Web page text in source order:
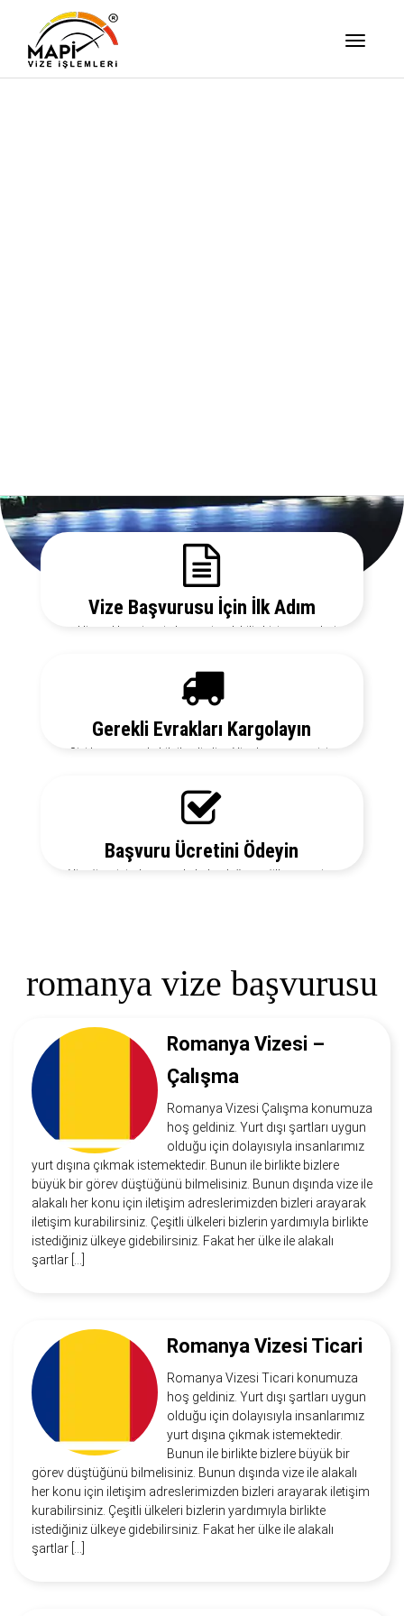
Vize Başvurusu İçin İlk Adım
Gerekli evrakları sitemizden temin edebilir, bizi arayarak vize
Gerekli Evrakları Kargolayın
Sizi her aşamada bilgilendirelim. Vize başvurunuz için
Başvuru Ücretini Ödeyin
Vize ücretiniz, başvuruda bulunduğunuz ülkeye ve vize
romanya vize başvurusu
Romanya Vizesi –
Çalışma
Romanya Vizesi Çalışma konumuza
hoş geldiniz. Yurt dışı şartları uygun
olduğu için dolayısıyla insanlarımız
yurt dışına çıkmak istemektedir. Bunun ile birlikte bizlere
büyük bir görev düştüğünü bilmelisiniz. Bunun dışında vize ile
alakalı her konu için iletişim adreslerimizden bizleri arayarak
iletişim kurabilirsiniz. Çeşitli ülkeleri bizlerin yardımıyla birlikte
istediğiniz ülkeye gidebilirsiniz. Fakat her ülke ile alakalı
şartlar […]
Romanya Vizesi Ticari
Romanya Vizesi Ticari konumuza
hoş geldiniz. Yurt dışı şartları uygun
olduğu için dolayısıyla insanlarımız
yurt dışına çıkmak istemektedir.
Bunun ile birlikte bizlere büyük bir
görev düştüğünü bilmelisiniz. Bunun dışında vize ile alakalı
her konu için iletişim adreslerimizden bizleri arayarak iletişim
kurabilirsiniz. Çeşitli ülkeleri bizlerin yardımıyla birlikte
istediğiniz ülkeye gidebilirsiniz. Fakat her ülke ile alakalı
şartlar […]